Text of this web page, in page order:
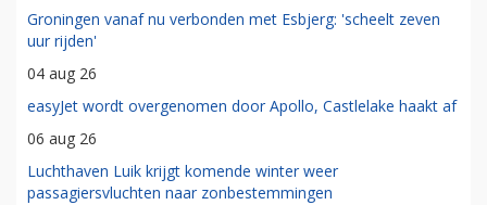
Groningen vanaf nu verbonden met Esbjerg: 'scheelt zeven
uur rijden'
04 aug 26
easyJet wordt overgenomen door Apollo, Castlelake haakt af
06 aug 26
Luchthaven Luik krijgt komende winter weer
passagiersvluchten naar zonbestemmingen